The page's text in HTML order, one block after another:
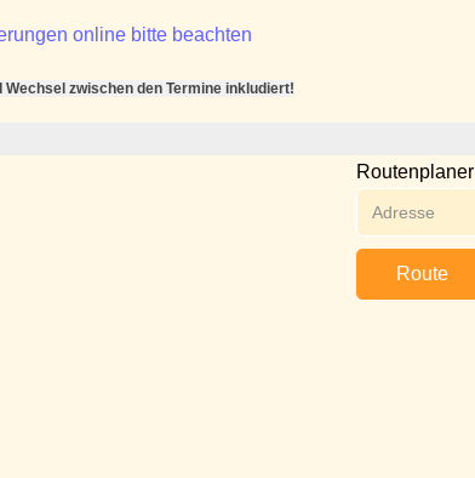
online bitte beachten
zwischen den Termine inkludiert!
Routenplaner
Route